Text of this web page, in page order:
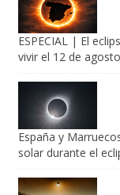
ESPECIAL | El
vivir el 12 de agosto
España y
solar durante el